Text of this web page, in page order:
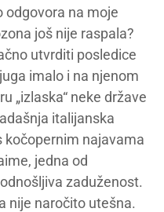
odgovora na moje
još nije raspala?
utvrditi posledice
imalo i na njenom
„izlaska“ neke države
italijanska
kočopernim najavama
jedna od
zaduženost.
nije naročito utešna.